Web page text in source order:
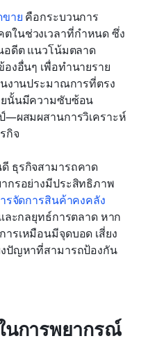
าย คือกระบวนการ
ในช่วงเวลาที่กำหนด ซึ่ง
อดีต แนวโน้มตลาด
งอื่นๆ เพื่อทำนายราย
งานประมาณการที่ตรง
นั้นมีความซับซ้อน
—ผสมผสานการวิเคราะห์
กิจ
ธุรกิจสามารถคาด
กรอย่างมีประสิทธิภาพ
รจัดการสินค้าคงคลัง
ละกลยุทธ์การตลาด หาก
รเหมือนมีจุดบอด เสี่ยง
ปัญหาที่สามารถป้องกัน
นการพยากรณ์